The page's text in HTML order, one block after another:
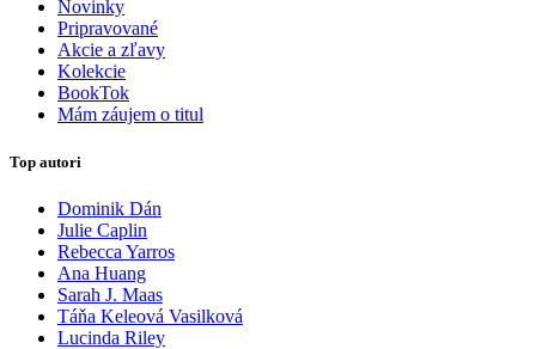
Novinky
Pripravované
Akcie a zľavy
Kolekcie
BookTok
Mám záujem o titul
Top autori
Dominik Dán
Julie Caplin
Rebecca Yarros
Ana Huang
Sarah J. Maas
Táňa Keleová Vasilková
Lucinda Riley